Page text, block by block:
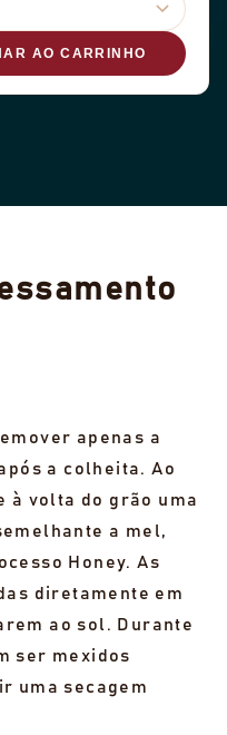
AO CARRINHO
apenas a
a colheita. Ao
à volta do grão uma
a mel,
Honey. As
diretamente em
ao sol. Durante
ser mexidos
uma secagem